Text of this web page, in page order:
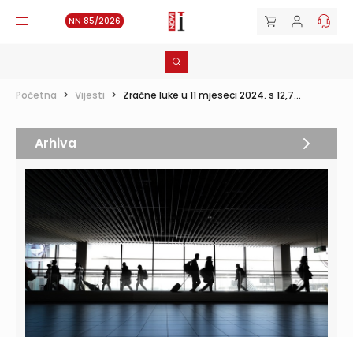
NN 85/2026
Početna > Vijesti > Zračne luke u 11 mjeseci 2024. s 12,7...
Arhiva